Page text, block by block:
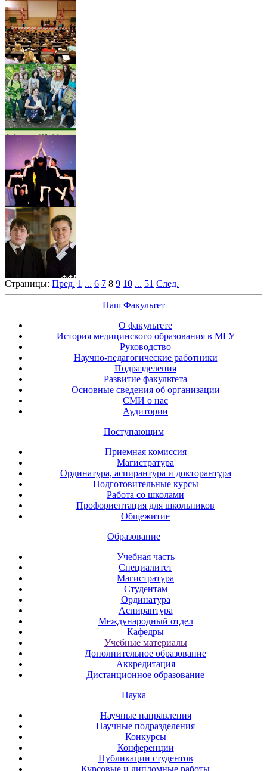
Страницы: Пред. 1 ... 6 7 8 9 10 ... 51 След.
Наш Факультет
О факультете
История медицинского образования в МГУ
Руководство
Научно-педагогические работники
Подразделения
Развитие факультета
Основные сведения об организации
СМИ о нас
Аудитории
Поступающим
Приемная комиссия
Магистратура
Ординатура, аспирантура и докторантура
Подготовительные курсы
Работа со школами
Профориентация для школьников
Общежитие
Образование
Учебная часть
Специалитет
Магистратура
Студентам
Ординатура
Аспирантура
Международный отдел
Кафедры
Учебные материалы
Дополнительное образование
Аккредитация
Дистанционное образование
Наука
Научные направления
Научные подразделения
Конкурсы
Конференции
Публикации студентов
Курсовые и дипломные работы